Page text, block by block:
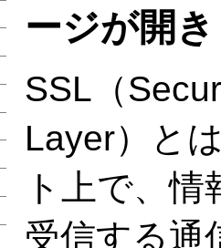
ージが開
SSL（
Layer）と
ト上で、
受信する通